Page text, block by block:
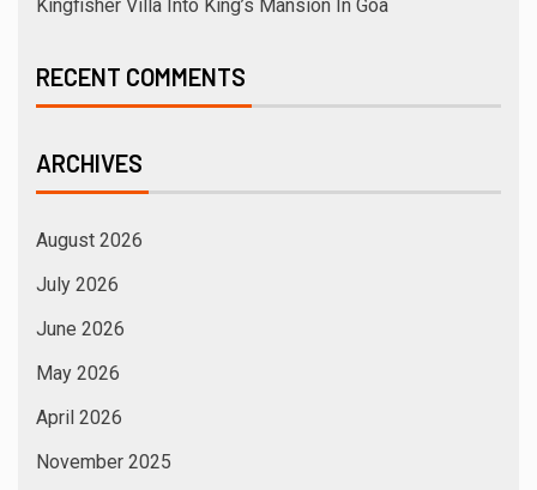
Kingfisher Villa Into King’s Mansion In Goa
RECENT COMMENTS
ARCHIVES
August 2026
July 2026
June 2026
May 2026
April 2026
November 2025